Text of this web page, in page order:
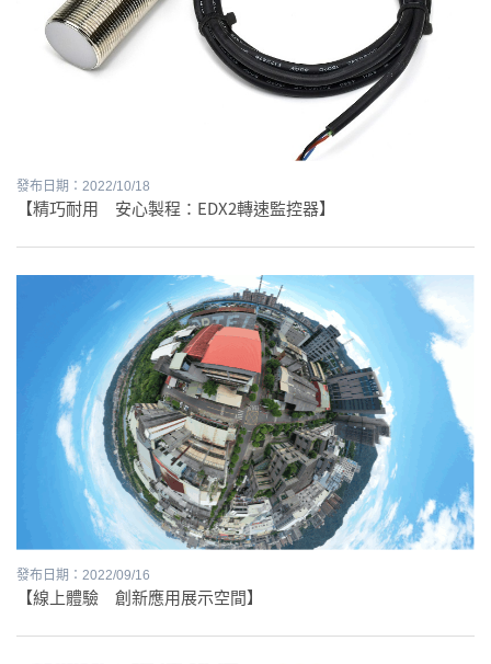
發布日期：2022/10/18
【精巧耐用 安心製程：EDX2轉速監控器】
發布日期：2022/09/16
【線上體驗 創新應用展示空間】